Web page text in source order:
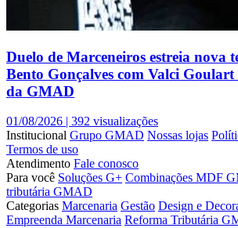
Duelo de Marceneiros estreia nova
Bento Gonçalves com Valci
da GMAD
01/08/2026 | 392 visualizações
Institucional Grupo GMAD Nossas lojas
Termos de uso
Atendimento Fale conosco
Para você Soluções G+ Combinações MDF
tributária GMAD
Categorias Marcenaria Gestão Design e
Empreenda Marcenaria Reforma Tributária